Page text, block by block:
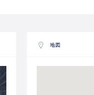
地図